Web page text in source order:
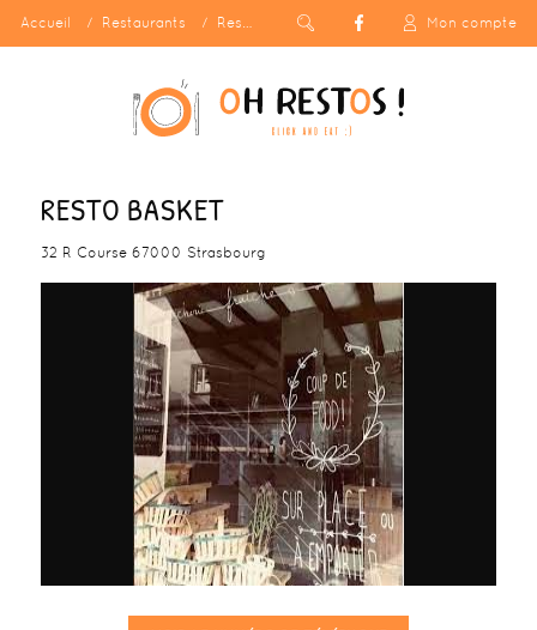
Accueil Restaurants Resto Basket Mon compte
RESTO BASKET
32 R Course 67000 Strasbourg